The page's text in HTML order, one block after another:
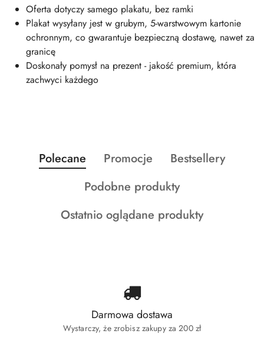
Oferta dotyczy samego plakatu, bez ramki
Plakat wysyłany jest w grubym, 5-warstwowym kartonie
ochronnym, co gwarantuje bezpieczną dostawę, nawet za
granicę
Doskonały pomysł na prezent - jakość premium, która
zachwyci każdego
Pomiń karuzelę produktów
Produkty
o
Polecane
Produkty
statusie:
Promocje
Produkty
statusie:
Bestsellery
Produkty
statusie:
Podobne produkty
Produkty
Ostatnio oglądane produkty
Darmowa dostawa
Wystarczy, że zrobisz zakupy za 200 zł